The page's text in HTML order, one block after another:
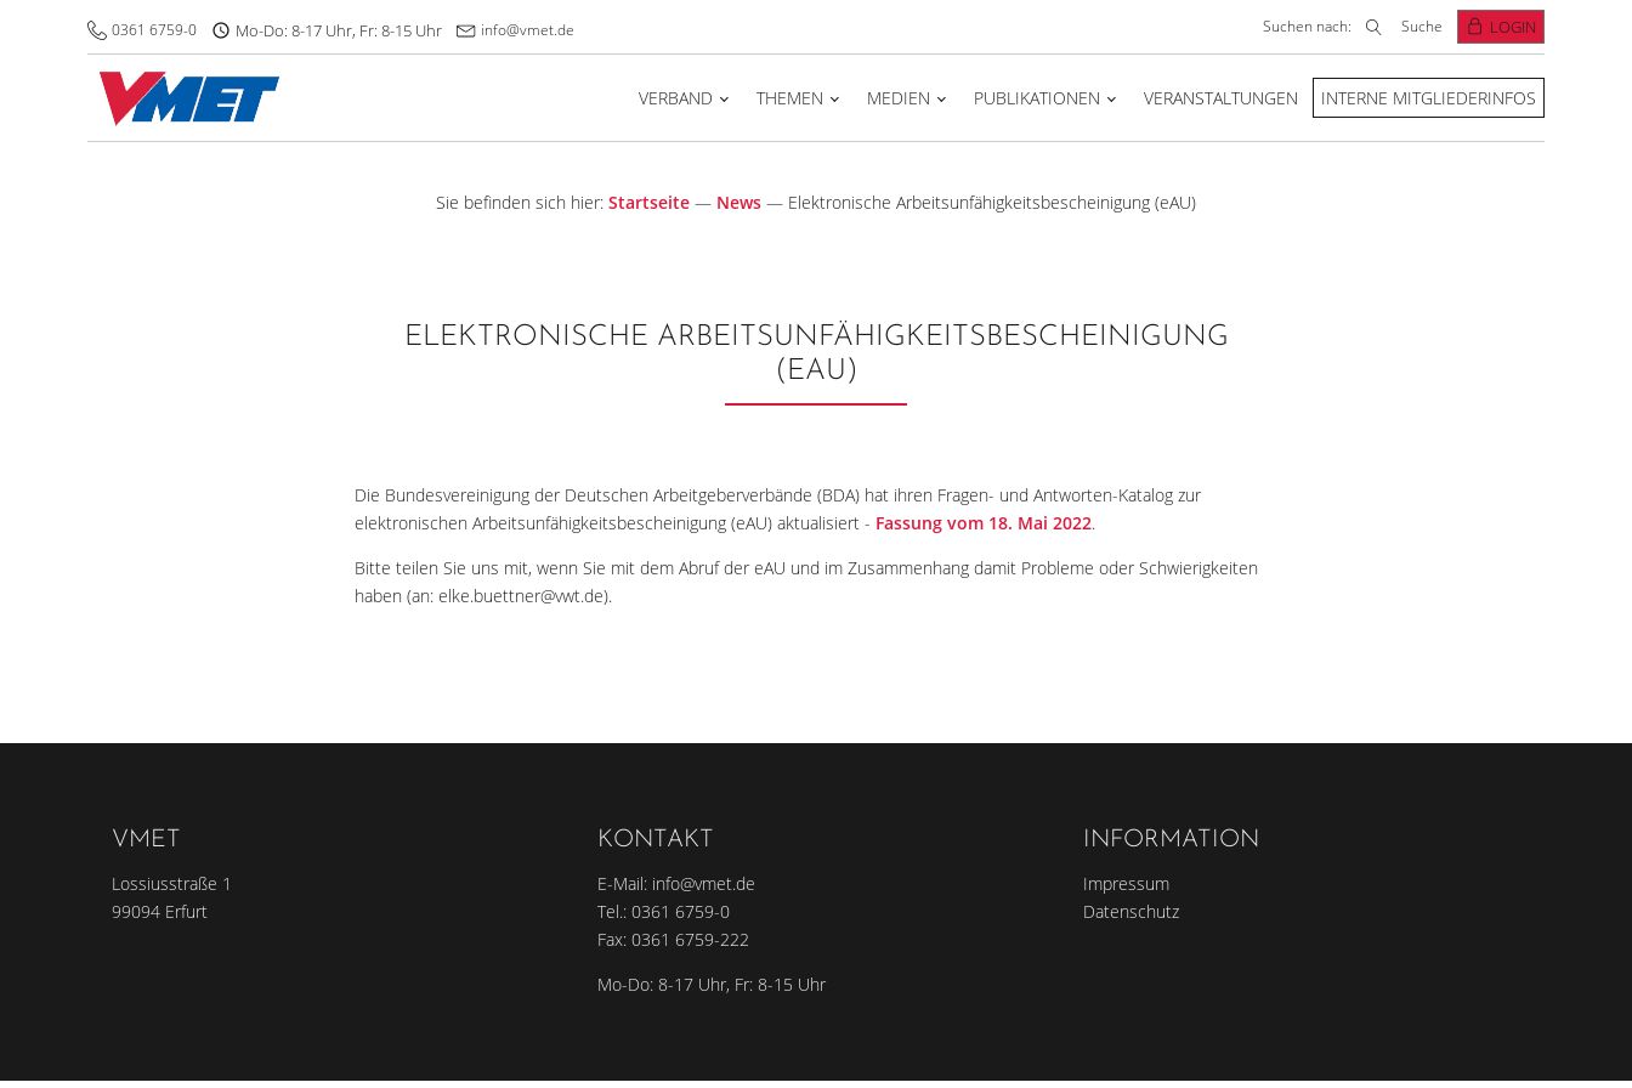
0361 6759-0 Mo-Do: 8-17 Uhr, Fr: 8-15 Uhr info@vmet.de Suchen nach: Suche LOGIN
VERBAND THEMEN MEDIEN PUBLIKATIONEN VERANSTALTUNGEN INTERNE MITGLIEDERINFOS
Sie befinden sich hier: Startseite — News — Elektronische Arbeitsunfähigkeitsbescheinigung (eAU)
ELEKTRONISCHE ARBEITSUNFÄHIGKEITSBESCHEINIGUNG
(EAU)
Die Bundesvereinigung der Deutschen Arbeitgeberverbände (BDA) hat ihren Fragen- und Antworten-Katalog zur
elektronischen Arbeitsunfähigkeitsbescheinigung (eAU) aktualisiert - Fassung vom 18. Mai 2022.
Bitte teilen Sie uns mit, wenn Sie mit dem Abruf der eAU und im Zusammenhang damit Probleme oder Schwierigkeiten
haben (an: elke.buettner@vwt.de).
VMET
Lossiusstraße 1
99094 Erfurt
KONTAKT
E-Mail: info@vmet.de
Tel.: 0361 6759-0
Fax: 0361 6759-222
Mo-Do: 8-17 Uhr, Fr: 8-15 Uhr
INFORMATION
Impressum
Datenschutz